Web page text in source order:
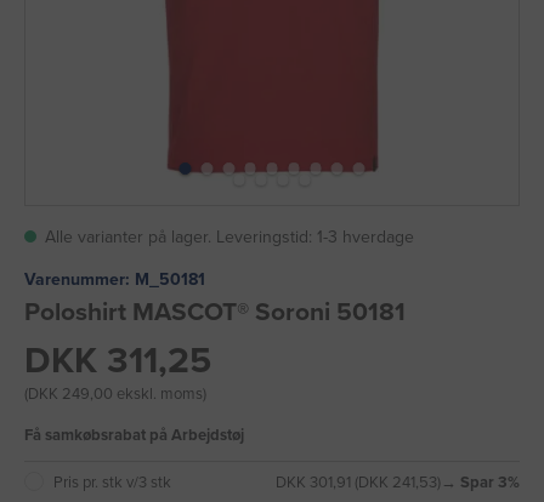
Alle varianter på lager. Leveringstid: 1-3 hverdage
Varenummer: M_50181
Poloshirt MASCOT® Soroni 50181
DKK 311,25
(DKK 249,00 ekskl. moms)
Få samkøbsrabat på Arbejdstøj
Pris pr. stk v/3 stk DKK 301,91 (DKK 241,53) → Spar 3%